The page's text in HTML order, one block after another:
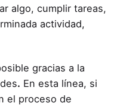
algo, cumplir tareas,
actividad,
gracias a la
. En esta línea, si
el proceso de